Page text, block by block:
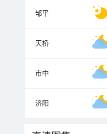
邹平
天桥
市中
济阳